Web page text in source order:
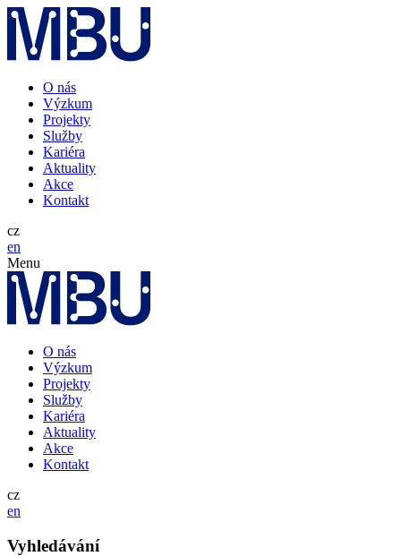
O nás
Výzkum
Projekty
Služby
Kariéra
Aktuality
Akce
Kontakt
cz
en
Menu
O nás
Výzkum
Projekty
Služby
Kariéra
Aktuality
Akce
Kontakt
cz
en
Vyhledávání